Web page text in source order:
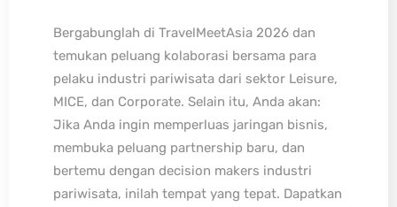
Bergabunglah di TravelMeetAsia 2026 dan
temukan peluang kolaborasi bersama para
pelaku industri pariwisata dari sektor Leisure,
MICE, dan Corporate. Selain itu, Anda akan:
Jika Anda ingin memperluas jaringan bisnis,
membuka peluang partnership baru, dan
bertemu dengan decision makers industri
pariwisata, inilah tempat yang tepat. Dapatkan